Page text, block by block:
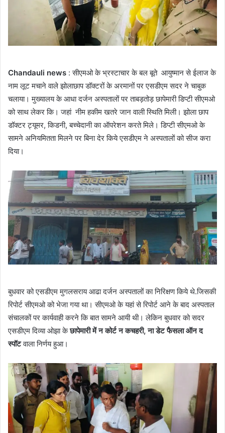
Chandauli news : सीएमओ के भ्रस्टाचार के बल बूते आयुष्मान से ईलाज के
नाम लूट मचाने वाले झोलाछाप डॉक्टरों के अरमानों पर एसडीएम सदर ने चाबुक
चलाया। मुख्यालय के आधा दर्जन अस्पतालों पर ताबड़तोड़ छापेमारी डिप्टी सीएमओ
को साथ लेकर कि। जहां नीम हकीम खतरे जान वाली स्थिति मिली। झोला छाप
डॉक्टर ट्यूमर, किडनी, बच्चेदानी का ऑपरेशन करते मिले। डिप्टी सीएमओ के
सामने अनियमितता मिलने पर बिना देर किये एसडीएम ने अस्पतालों को सीज करा
दिया।
बुधवार को एसडीएम मुगलसराय आढा दर्जन अस्पतालों का निरिक्षण किये थे.जिसकी
रिपोर्ट सीएमओ को भेजा गया था। सीएमओ के यहां से रिपोर्ट आने के बाद अस्पताल
संचालकों पर कार्यवाही करने कि बात सामने आयी थी। लेकिन बुधवार को सदर
एसडीएम दिव्या ओझा केछापेमारी में न कोर्ट न कचहरी, ना डेट फैसला ऑन द
स्पॉटवाला निर्णय हुआ।